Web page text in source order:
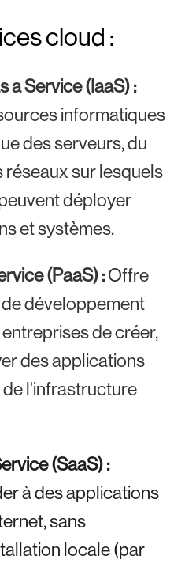
cloud :
a Service (IaaS) :
informatiques
des serveurs, du
réseaux sur lesquels
déployer
et systèmes.
(PaaS) :Offre
développement
de créer,
des applications
l'infrastructure
(SaaS) :
à des applications
sans
locale (par